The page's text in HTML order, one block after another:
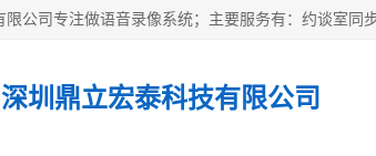
深圳鼎立宏泰科技有限公司